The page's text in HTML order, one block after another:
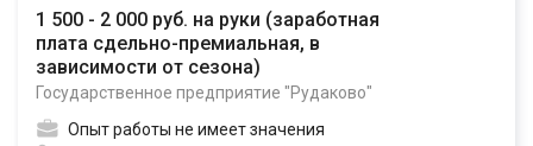
1 500 - 2 000 руб. на руки (заработная
плата сдельно-премиальная, в
зависимости от сезона)
Государственное предприятие "Рудаково"
Опыт работы не имеет значения